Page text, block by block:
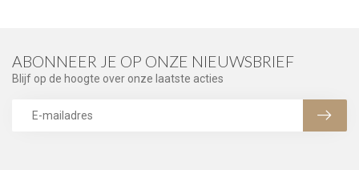
ABONNEER JE OP ONZE NIEUWSBRIEF
Blijf op de hoogte over onze laatste acties